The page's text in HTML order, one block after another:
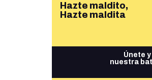
Hazte maldito,
Hazte maldita
Únete
nuestra